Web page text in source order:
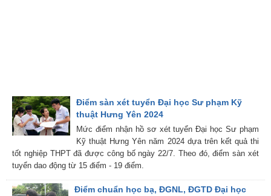
Điểm sàn xét tuyển Đại học Sư phạm Kỹ
thuật Hưng Yên 2024
Mức điểm nhận hồ sơ xét tuyển Đại học Sư phạm
Kỹ thuật Hưng Yên năm 2024 dựa trên kết quả thi
tốt nghiệp THPT đã được công bố ngày 22/7. Theo đó, điểm sàn xét
tuyển dao động từ 15 điểm - 19 điểm.
Điểm chuẩn học bạ, ĐGNL, ĐGTD Đại học